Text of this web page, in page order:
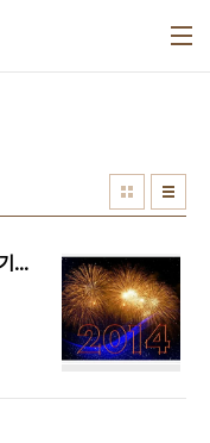
2013년 대한민국의 정치/사회 - 역사에 기록될 시사적 사건들